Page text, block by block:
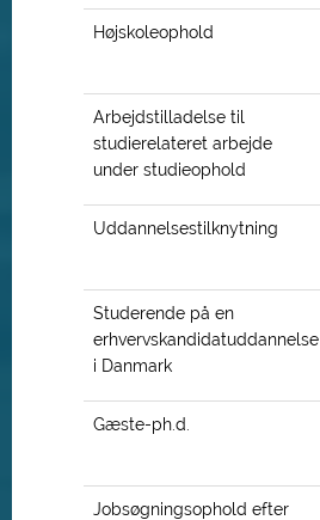
Højskoleophold
Arbejdstilladelse til
studierelateret arbejde
under studieophold
Uddannelsestilknytning
Studerende på en
erhvervskandidatuddannelse
i Danmark
Gæste-ph.d.
Jobsøgningsophold efter